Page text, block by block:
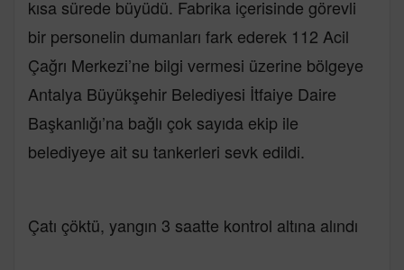
kısa sürede büyüdü. Fabrika içerisinde görevli
bir personelin dumanları fark ederek 112 Acil
Çağrı Merkezi’ne bilgi vermesi üzerine bölgeye
Antalya Büyükşehir Belediyesi İtfaiye Daire
Başkanlığı’na bağlı çok sayıda ekip ile
belediyeye ait su tankerleri sevk edildi.
Çatı çöktü, yangın 3 saatte kontrol altına alındı